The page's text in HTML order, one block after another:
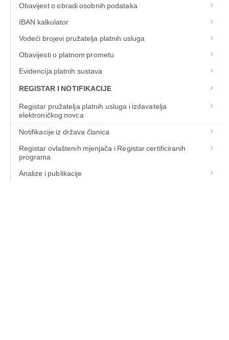
Obavijest o obradi osobnih podataka
IBAN kalkulator
Vodeći brojevi pružatelja platnih usluga
Obavijesti o platnom prometu
Evidencija platnih sustava
REGISTAR I NOTIFIKACIJE
Registar pružatelja platnih usluga i izdavatelja
elektroničkog novca
Notifikacije iz država članica
Registar ovlaštenih mjenjača i Registar certificiranih
programa
Analize i publikacije